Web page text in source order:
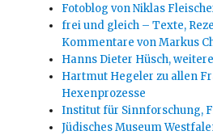
Fotoblog von Niklas
frei und gleich – Texte,
Kommentare von Markus
Hanns Dieter Hüsch,
Hartmut Hegeler zu allen
Hexenprozesse
Institut für Sinnforschung,
Jüdisches Museum